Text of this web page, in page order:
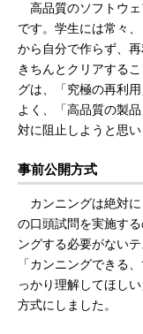
高品質のソフトウェ
です。学生には常々
から自分で作らず、
きちんとクリアする
グは、「究極の再利
よく、「高品質の製
対に阻止しようと思い
事前公開方式
カンニングは絶対に
の口頭試問を実施す
ングする必要がない
「カンニングできる
っかり理解してほし
方式にしました。